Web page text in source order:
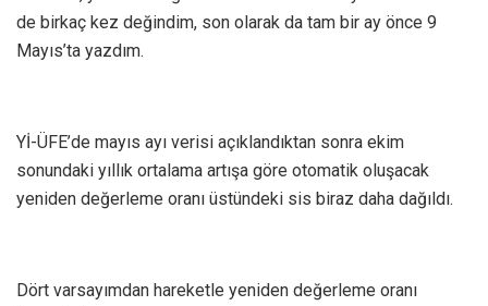
de birkaç kez değindim, son olarak da tam bir ay önce 9
Mayıs’ta yazdım.
Yİ-ÜFE’de mayıs ayı verisi açıklandıktan sonra ekim
sonundaki yıllık ortalama artışa göre otomatik oluşacak
yeniden değerleme oranı üstündeki sis biraz daha dağıldı.
Dört varsayımdan hareketle yeniden değerleme oranı